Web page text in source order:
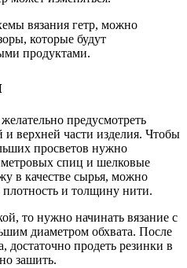
вязания гетр, можно
которые будут
продуктами.
предусмотреть
верхней части изделия. Чтобы
просветов нужно
спиц и шелковые
в качестве сырья, можно
плотность и толщину нити.
то нужно начинать вязание с
диаметром обхвата. После
достаточно продеть резинки в
зашить.